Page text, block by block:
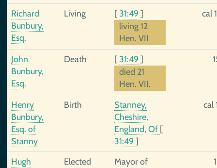
Richard
Bunbury,
Esq.
Living [ 31:49 ]
living 12
Hen. VII
cal
John
Bunbury,
Esq.
Death [ 31:49 ]
died 21
Hen. VII.
Henry
Bunbury,
Esq. of
Stanny
Birth
Stanney,
Cheshire,
England, Of [
31:49 ]
cal
Hugh
Elected
Mayor of